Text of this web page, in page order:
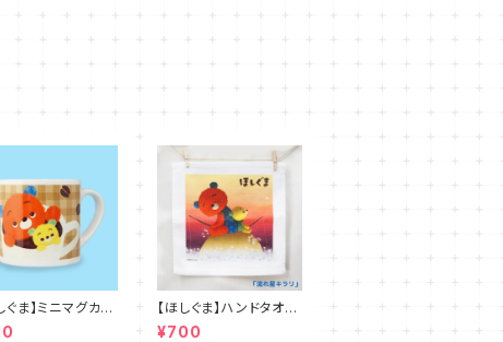
ぐま】ミニマグカッ
【ほしぐま】ハンドタオル
２種
¥700